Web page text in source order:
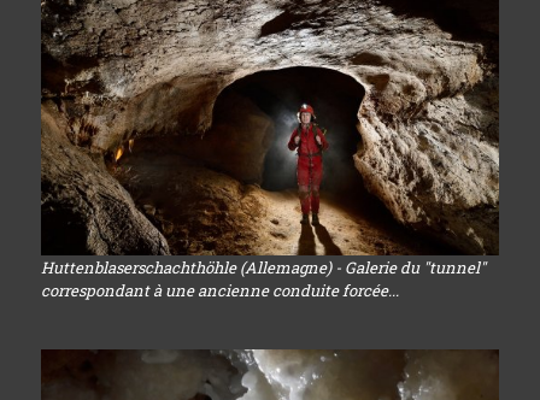
Huttenblaserschachthöhle (Allemagne) - Galerie du "tunnel"
correspondant à une ancienne conduite forcée...